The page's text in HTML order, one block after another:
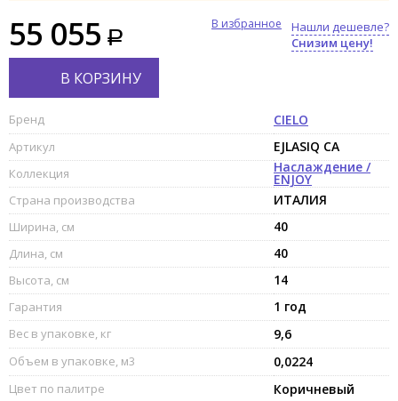
55 055
Нашли дешевле?
Снизим цену!
В избранное
В КОРЗИНУ
Бренд CIELO
Артикул EJLASIQ CA
Коллекция Наслаждение /
ENJOY
Страна производства ИТАЛИЯ
Ширина, см 40
Длина, см 40
Высота, см 14
Гарантия 1 год
Вес в упаковке, кг 9,6
Объем в упаковке, м3 0,0224
Цвет по палитре Коричневый